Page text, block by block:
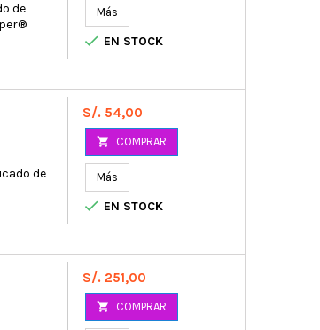
de
Más
 EN STOCK
de
Precio
S/. 54,00
 COMPRAR
Más
 EN STOCK
Precio
S/. 251,00
 COMPRAR